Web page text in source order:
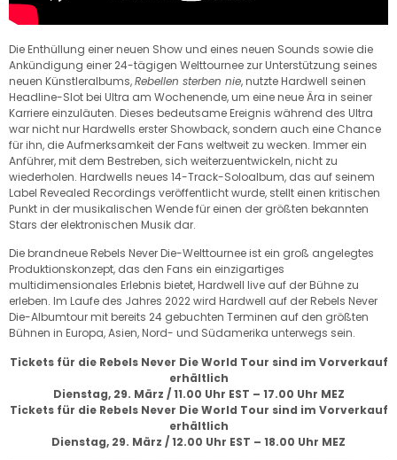
Die Enthüllung einer neuen Show und eines neuen Sounds sowie die
Ankündigung einer 24-tägigen Welttournee zur Unterstützung seines
neuen Künstleralbums,Rebellen sterben nie, nutzte Hardwell seinen
Headline-Slot bei Ultra am Wochenende, um eine neue Ära in seiner
Karriere einzuläuten. Dieses bedeutsame Ereignis während des Ultra
war nicht nur Hardwells erster Showback, sondern auch eine Chance
für ihn, die Aufmerksamkeit der Fans weltweit zu wecken. Immer ein
Anführer, mit dem Bestreben, sich weiterzuentwickeln, nicht zu
wiederholen. Hardwells neues 14-Track-Soloalbum, das auf seinem
Label Revealed Recordings veröffentlicht wurde, stellt einen kritischen
Punkt in der musikalischen Wende für einen der größten bekannten
Stars der elektronischen Musik dar.
Die brandneue Rebels Never Die-Welttournee ist ein groß angelegtes
Produktionskonzept, das den Fans ein einzigartiges
multidimensionales Erlebnis bietet, Hardwell live auf der Bühne zu
erleben. Im Laufe des Jahres 2022 wird Hardwell auf der Rebels Never
Die-Albumtour mit bereits 24 gebuchten Terminen auf den größten
Bühnen in Europa, Asien, Nord- und Südamerika unterwegs sein.
Tickets für die Rebels Never Die World Tour sind im Vorverkauf
erhältlich
Dienstag, 29. März / 11.00 Uhr EST – 17.00 Uhr MEZ
Tickets für die Rebels Never Die World Tour sind im Vorverkauf
erhältlich
Dienstag, 29. März / 12.00 Uhr EST – 18.00 Uhr MEZ